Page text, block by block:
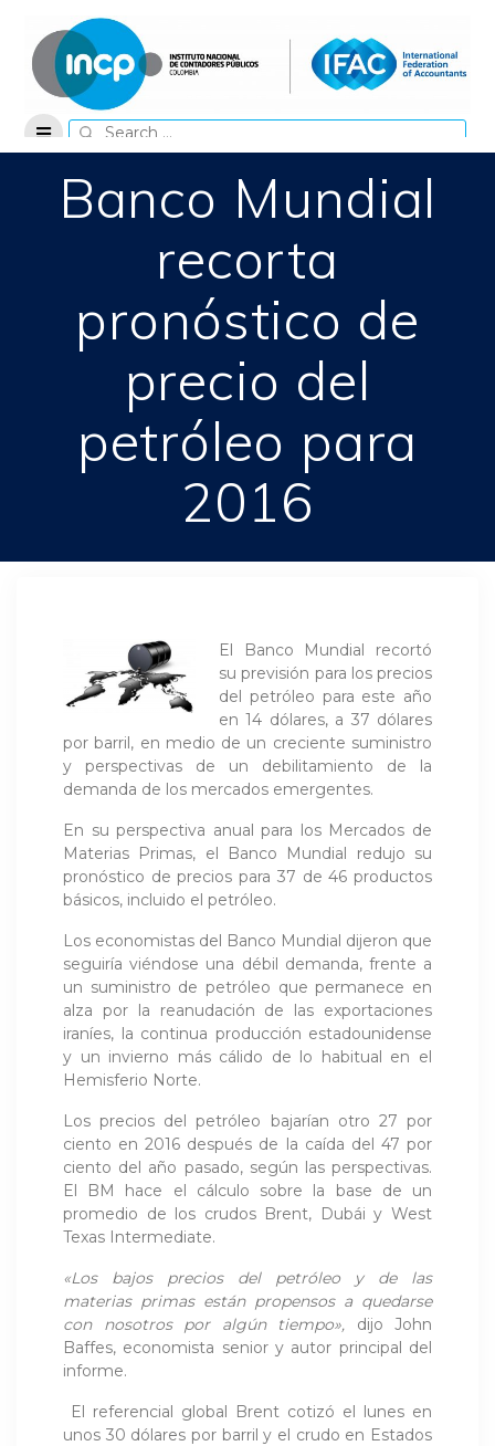
content
Search
for:
Banco Mundial
recorta
pronóstico de
precio del
petróleo para
2016
El Banco Mundial recortó
su previsión para los precios
del petróleo para este año
en 14 dólares, a 37 dólares
por barril, en medio de un creciente suministro
y perspectivas de un debilitamiento de la
demanda de los mercados emergentes.
En su perspectiva anual para los Mercados de
Materias Primas, el Banco Mundial redujo su
pronóstico de precios para 37 de 46 productos
básicos, incluido el petróleo.
Los economistas del Banco Mundial dijeron que
seguiría viéndose una débil demanda, frente a
un suministro de petróleo que permanece en
alza por la reanudación de las exportaciones
iraníes, la continua producción estadounidense
y un invierno más cálido de lo habitual en el
Hemisferio Norte.
Los precios del petróleo bajarían otro 27 por
ciento en 2016 después de la caída del 47 por
ciento del año pasado, según las perspectivas.
El BM hace el cálculo sobre la base de un
promedio de los crudos Brent, Dubái y West
Texas Intermediate.
«Los bajos precios del petróleo y de las
materias primas están propensos a quedarse
con nosotros por algún tiempo», dijo John
Baffes, economista senior y autor principal del
informe.
El referencial global Brent cotizó el lunes en
unos 30 dólares por barril y el crudo en Estados